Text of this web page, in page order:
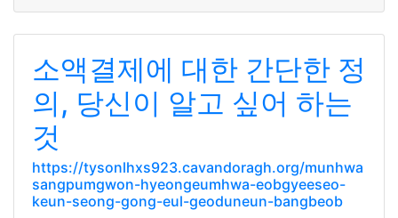
소액결제에 대한 간단한 정
의, 당신이 알고 싶어 하는
것
https://tysonlhxs923.cavandoragh.org/munhwa
sangpumgwon-hyeongeumhwa-eobgyeeseo-
keun-seong-gong-eul-geoduneun-bangbeob